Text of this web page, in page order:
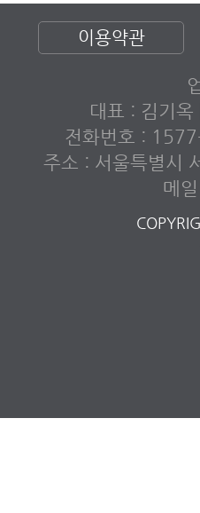
이용약관
대표 : 김기
전화번호 :
주소 : 서울특별시
메